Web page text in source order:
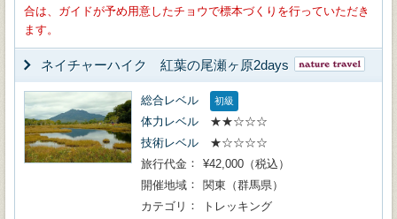
合は、ガイドが予め用意したチョウで標本づくりを行っていただき
ます。
ネイチャーハイク 紅葉の尾瀬ヶ原2days
総合レベル 初級
体力レベル
★★☆☆☆
技術レベル
★☆☆☆☆
旅行代金
¥42,000（税込）
開催地域
関東（群馬県）
カテゴリ
トレッキング